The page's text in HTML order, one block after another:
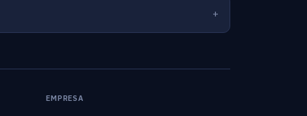
EMPRESA